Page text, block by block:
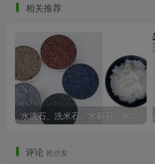
一层望山.jpg
相关推荐
评论 抢沙发